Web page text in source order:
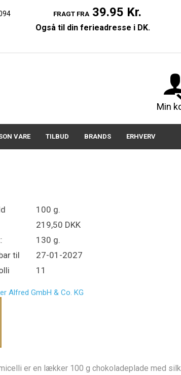
FRAGT FRA 39.95 Kr.
Også til din ferieadresse i DK.
Min
VARE TILBUD BRANDS ERHVERV
100 g.
219,50 DKK
130 g.
til
27-01-2027
11
Alfred GmbH & Co. KG
er en lækker 100 g chokoladeplade med